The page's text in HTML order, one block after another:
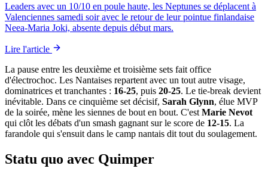
Leaders avec un 10/10 en poule haute, les Neptunes se déplacent à
Valenciennes samedi soir avec le retour de leur pointue finlandaise
Neea-Maria Joki, absente depuis début mars.
Lire l'article
La pause entre les deuxième et troisième sets fait office
d'électrochoc. Les Nantaises repartent avec un tout autre visage,
dominatrices et tranchantes : 16-25, puis 20-25. Le tie-break devient
inévitable. Dans ce cinquième set décisif, Sarah Glynn, élue MVP
de la soirée, mène les siennes de bout en bout. C'est Marie Nevot
qui clôt les débats d'un smash gagnant sur le score de 12-15. La
farandole qui s'ensuit dans le camp nantais dit tout du soulagement.
Statu quo avec Quimper